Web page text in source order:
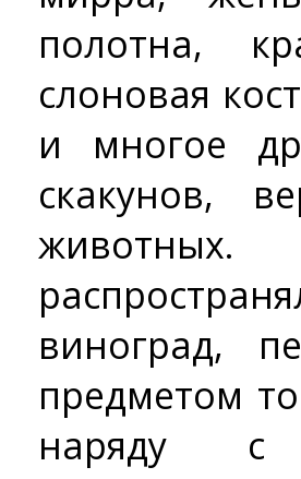
полотна,
слоновая
и многое
скакунов,
виноград,
предметом
наряду с